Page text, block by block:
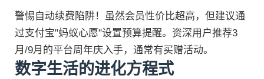
警惕自动续费陷阱！虽然会员性价比超高，但建议通
过支付宝"蚂蚁心愿"设置预算提醒。资深用户推荐3
月/9月的平台周年庆入手，通常有买赠活动。
数字生活的进化方程式